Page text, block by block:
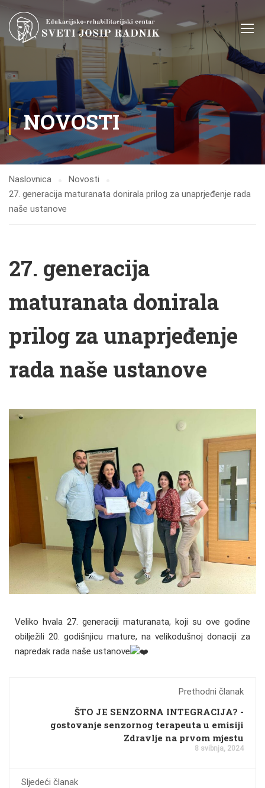
NOVOSTI
Naslovnica
Novosti
27. generacija maturanata donirala prilog za unaprjeđenje rada
naše ustanove
27. generacija
maturanata donirala
prilog za unaprjeđenje
rada naše ustanove
Veliko hvala 27. generaciji maturanata, koji su ove godine
obilježili 20. godišnjicu mature, na velikodušnoj donaciji za
napredak rada naše ustanove
Prethodni članak
ŠTO JE SENZORNA INTEGRACIJA? -
gostovanje senzornog terapeuta u emisiji
Zdravlje na prvom mjestu
8 svibnja, 2024
Sljedeći članak